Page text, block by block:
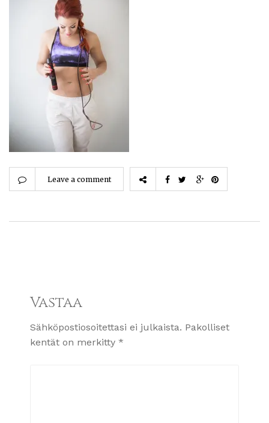
Leave a comment
Vastaa
Sähköpostiosoitettasi ei julkaista. Pakolliset
kentät on merkitty *